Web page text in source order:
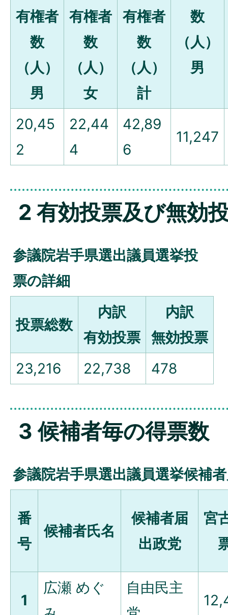
有権者
数
（人）
男
有権者
数
（人）
女
有権者
数
（人）
計
数
（人）
男
20,45
2
22,44
4
42,89
6
11,247
2 有効投票及び無効
参議院岩手県選出議員選挙投
票の詳細
投票総数
内訳
有効投票
内訳
無効投票
23,216
22,738 478
3 候補者毎の得票数
参議院岩手県選出議員選挙候補
番
号
候補者氏名
候補者届
出政党
宮
1
広瀬 めぐ
自由民主